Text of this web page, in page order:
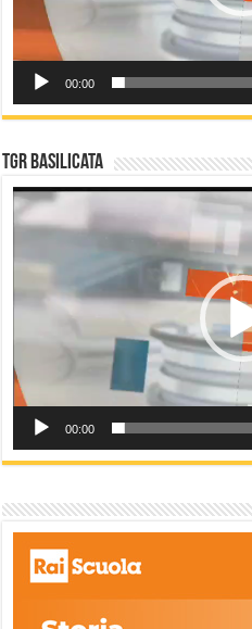
00:00
TGR Basilicata
Video
Player
00:00